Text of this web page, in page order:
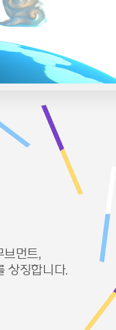
먼트,
상징합니다.